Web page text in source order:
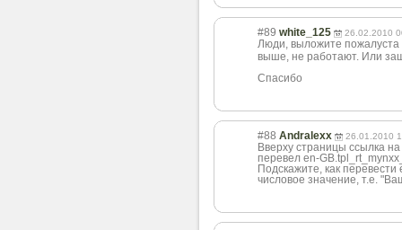
#89 white_125 26.02.2010
Люди, выложите
выше, не работают. Или
Спасибо
#88 Andralexx 26.01.2010
Вверху страницы ссылка
перевел en-
Подскажите, как
числовое значение, т.е.